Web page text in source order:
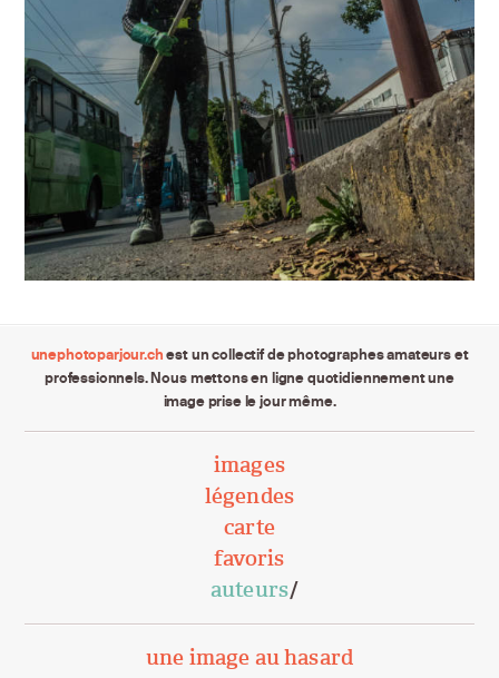
unephotoparjour.chest un collectif de photographes amateurs et
professionnels. Nous mettons en ligne quotidiennement une
image prise le jour même.
images
légendes
carte
favoris
auteurs
une image au hasard